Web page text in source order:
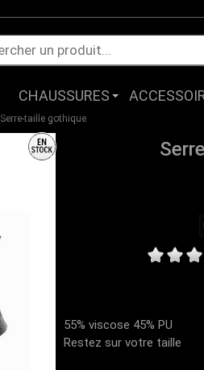
CHAUSSURES
Serre-taille gothique
55% viscose 45% PU
Restez sur votre taille